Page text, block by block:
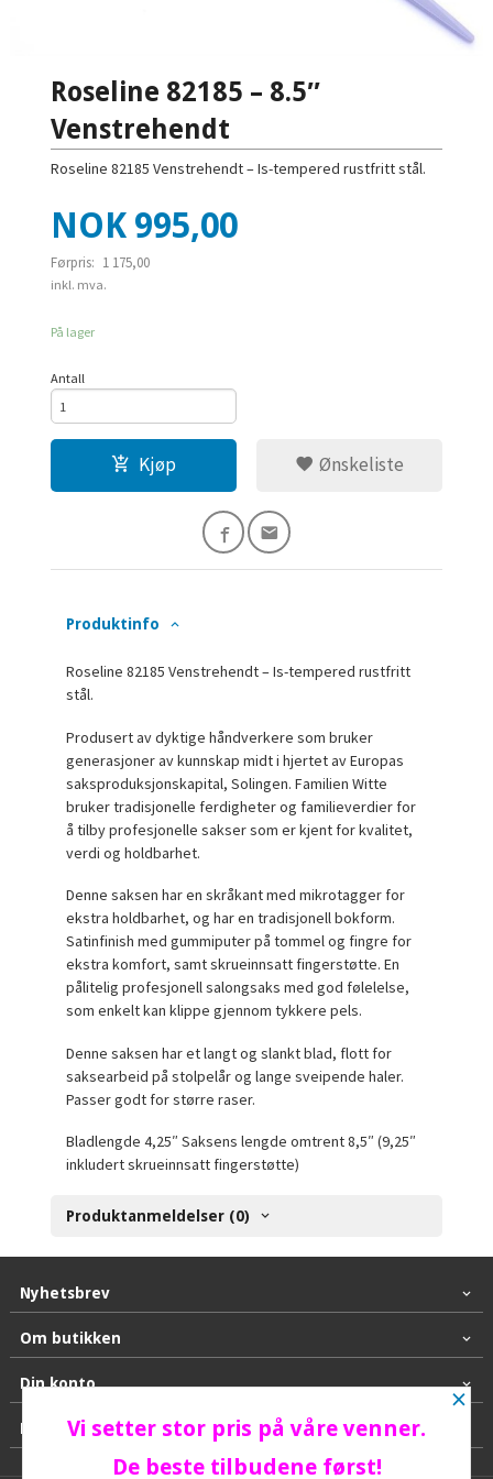
Roseline 82185 – 8.5″
Venstrehendt
Roseline 82185 Venstrehendt – Is-tempered rustfritt stål.
Tilbud
NOK 995,00
Førpris: 1 175,00
Rabatt
inkl. mva.
På lager
Antall
Kjøp Ønskeliste
Produktinfo
Roseline 82185 Venstrehendt – Is-tempered rustfritt
stål.
Produsert av dyktige håndverkere som bruker
generasjoner av kunnskap midt i hjertet av Europas
saksproduksjonskapital, Solingen. Familien Witte
bruker tradisjonelle ferdigheter og familieverdier for
å tilby profesjonelle sakser som er kjent for kvalitet,
verdi og holdbarhet.
Denne saksen har en skråkant med mikrotagger for
ekstra holdbarhet, og har en tradisjonell bokform.
Satinfinish med gummiputer på tommel og fingre for
ekstra komfort, samt skrueinnsatt fingerstøtte. En
pålitelig profesjonell salongsaks med god følelelse,
som enkelt kan klippe gjennom tykkere pels.
Denne saksen har et langt og slankt blad, flott for
saksearbeid på stolpelår og lange sveipende haler.
Passer godt for større raser.
Bladlengde 4,25″ Saksens lengde omtrent 8,5″ (9,25″
inkludert skrueinnsatt fingerstøtte)
Produktanmeldelser (0)
Nyhetsbrev
Om butikken
Din konto
Kontakt oss
×
Vi setter stor pris på våre venner.
De beste tilbudene først!